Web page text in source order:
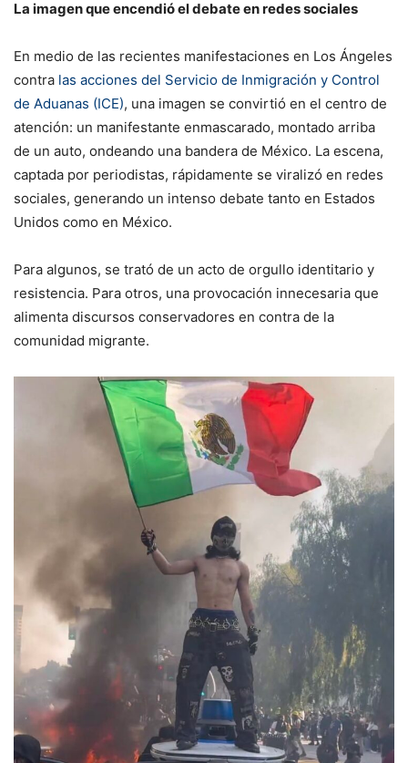
La imagen que encendió el debate en redes sociales
En medio de las recientes manifestaciones en Los Ángeles
contra las acciones del Servicio de Inmigración y Control
de Aduanas (ICE), una imagen se convirtió en el centro de
atención: un manifestante enmascarado, montado arriba
de un auto, ondeando una bandera de México. La escena,
captada por periodistas, rápidamente se viralizó en redes
sociales, generando un intenso debate tanto en Estados
Unidos como en México.
Para algunos, se trató de un acto de orgullo identitario y
resistencia. Para otros, una provocación innecesaria que
alimenta discursos conservadores en contra de la
comunidad migrante.